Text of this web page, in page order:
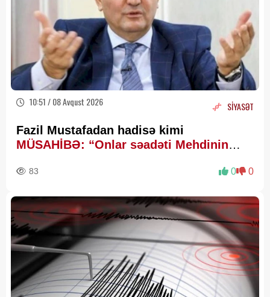
10:51 / 08 Avqust 2026 SİYASƏT
Fazil Mustafadan hadisə kimi
MÜSAHİBƏ: “Onlar səadəti Mehdinin
83 0 0